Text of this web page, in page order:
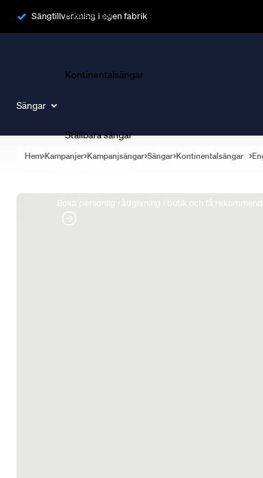
Sängtillverkning i egen fabrik
Sängar
Ramsängar
Kontinentalsängar
Ställbara sängar
Boka personlig rådgivning i butik och få
Hem Kampanjer Kampanjsängar Sängar Kontinentalsängar